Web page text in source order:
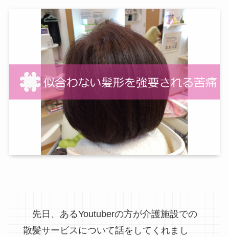
先日、あるYoutuberの方が介護施設での
散髪サービスについて話をしてくれまし